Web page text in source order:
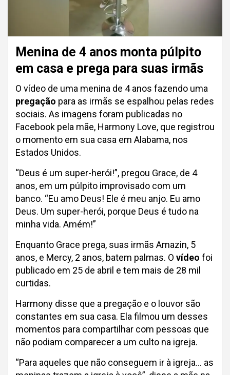
Menina de 4 anos monta púlpito
em casa e prega para suas irmãs
O vídeo de uma menina de 4 anos fazendo uma
pregação para as irmãs se espalhou pelas redes
sociais. As imagens foram publicadas no
Facebook pela mãe, Harmony Love, que registrou
o momento em sua casa em Alabama, nos
Estados Unidos.
“Deus é um super-herói!”, pregou Grace, de 4
anos, em um púlpito improvisado com um
banco. “Eu amo Deus! Ele é meu anjo. Eu amo
Deus. Um super-herói, porque Deus é tudo na
minha vida. Amém!”
Enquanto Grace prega, suas irmãs Amazin, 5
anos, e Mercy, 2 anos, batem palmas. O vídeo foi
publicado em 25 de abril e tem mais de 28 mil
curtidas.
Harmony disse que a pregação e o louvor são
constantes em sua casa. Ela filmou um desses
momentos para compartilhar com pessoas que
não podiam comparecer a um culto na igreja.
“Para aqueles que não conseguem ir à igreja… as